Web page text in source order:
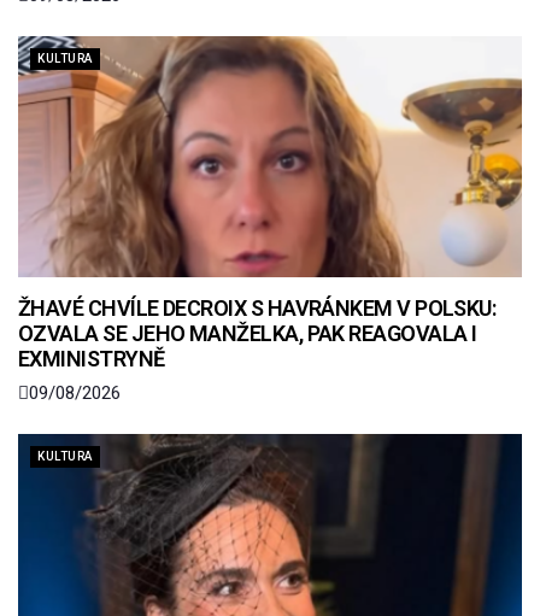
KULTURA
ŽHAVÉ CHVÍLE DECROIX S HAVRÁNKEM V POLSKU:
OZVALA SE JEHO MANŽELKA, PAK REAGOVALA I
EXMINISTRYNĚ
09/08/2026
KULTURA